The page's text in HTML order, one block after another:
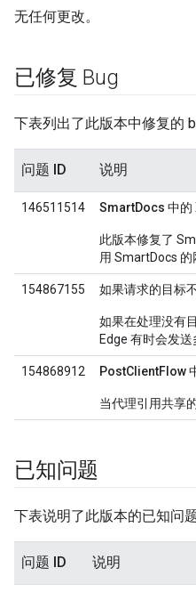
无任何更改。
已修复 Bug
下表列出了此版本中修复的
问题 ID 说明
146511514 SmartDocs 中的
此版本修复了
用 SmartDocs 的
154867155 如果请求的目标
如果在处理没有
Edge 有时会发送
154868912 PostClientFlow
当代理引用共享
已知问题
下表说明了此版本的已知问题
问题 ID 说明